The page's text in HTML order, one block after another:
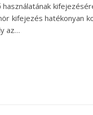
kifejezés hatékonyan
az…